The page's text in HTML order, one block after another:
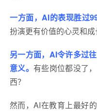
一方面，AI的表现胜过
扮演更有价值的心灵和成
另一方面，AI令许多过
意义。 有些岗位都没了
西？
然而，AI在教育上最好